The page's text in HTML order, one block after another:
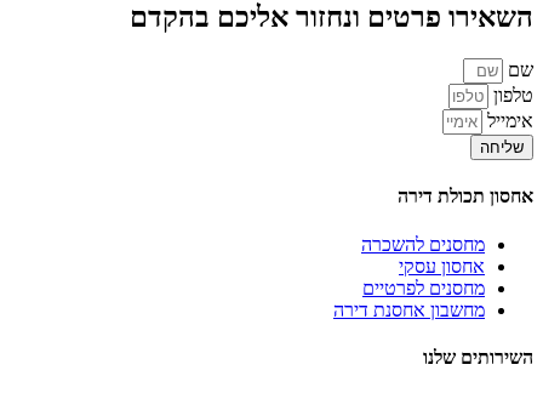
השאירו פרטים ונחזור אליכם בהקדם
שם
טלפון
אימייל
שליחה
אחסון תכולת דירה
מחסנים להשכרה
אחסון עסקי
מחסנים לפרטיים
מחשבון אחסנת דירה
השירותים שלנו